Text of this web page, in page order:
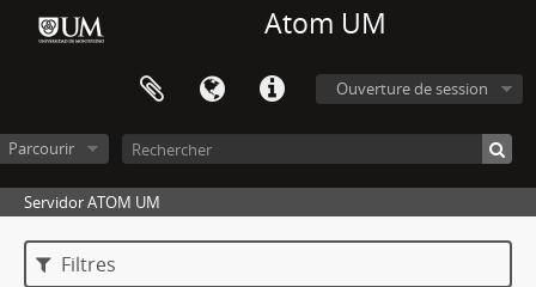
Atom UM
Ouverture de session
Parcourir
Servidor ATOM UM
Filtres